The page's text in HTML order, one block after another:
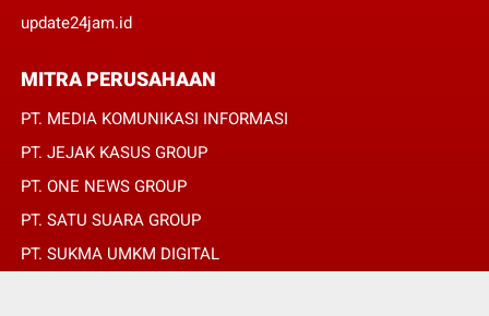
update24jam.id
MITRA PERUSAHAAN
PT. MEDIA KOMUNIKASI INFORMASI
PT. JEJAK KASUS GROUP
PT. ONE NEWS GROUP
PT. SATU SUARA GROUP
PT. SUKMA UMKM DIGITAL